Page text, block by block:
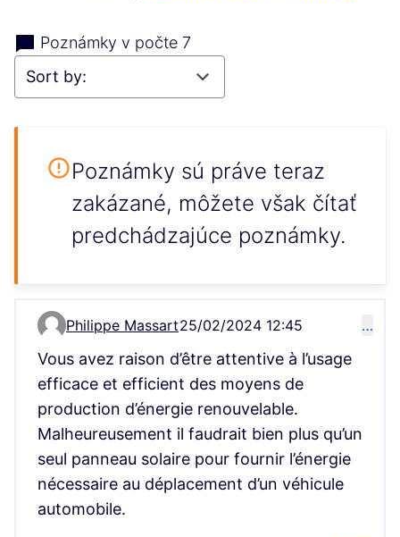
Poznámky v počte 7
Poznámky sú práve teraz
zakázané, môžete však čítať
predchádzajúce poznámky.
Comment 57
Philippe Massart25/02/2024 12:45 …
Vous avez raison d’être attentive à l’usage
efficace et efficient des moyens de
production d’énergie renouvelable.
Malheureusement il faudrait bien plus qu’un
seul panneau solaire pour fournir l’énergie
nécessaire au déplacement d’un véhicule
automobile.